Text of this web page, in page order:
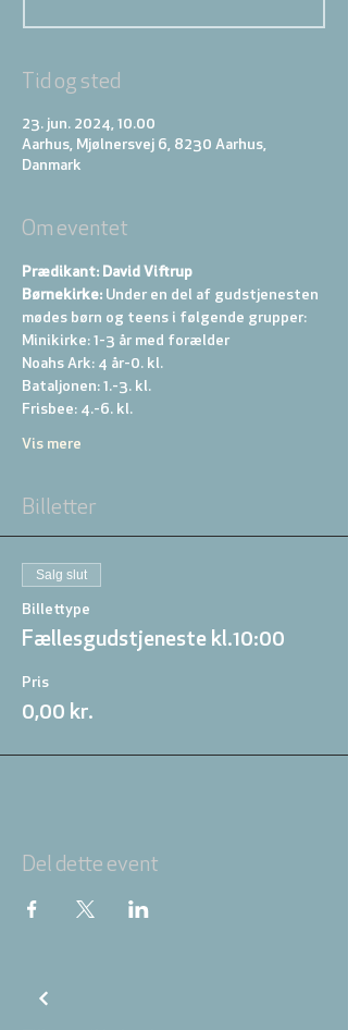
Tid og sted
23. jun. 2024, 10.00
Aarhus, Mjølnersvej 6, 8230 Aarhus,
Danmark
Om eventet
Prædikant: David Viftrup
Børnekirke: Under en del af gudstjenesten
mødes børn og teens i følgende grupper:
Minikirke: 1-3 år med forælder
Noahs Ark: 4 år-0. kl.
Bataljonen: 1.-3. kl.
Frisbee: 4.-6. kl.
Vis mere
Billetter
Salg slut
Billettype
Fællesgudstjeneste kl.10:00
Pris
0,00 kr.
Del dette event